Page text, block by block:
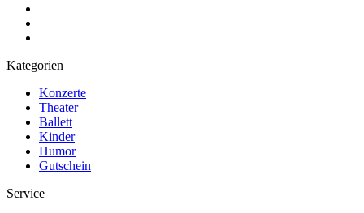
Kategorien
Konzerte
Theater
Ballett
Kinder
Humor
Gutschein
Service